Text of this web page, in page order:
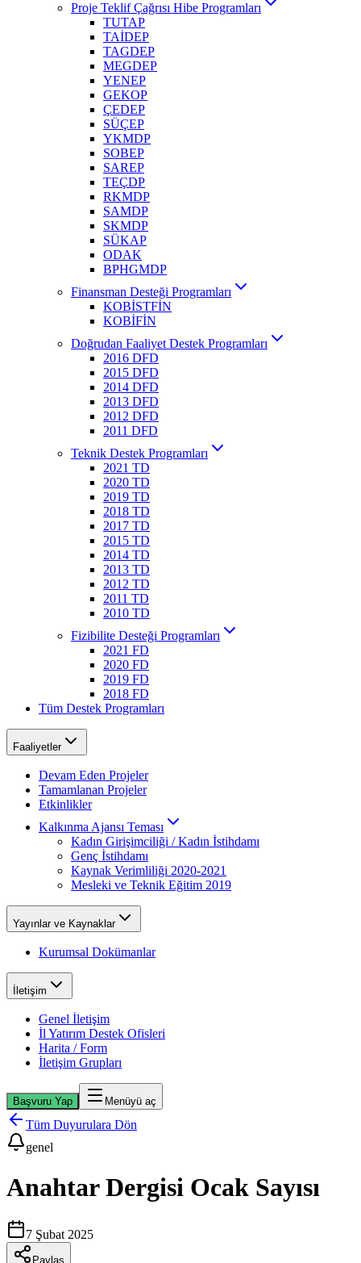
Proje Teklif Çağrısı Hibe Programları
TUTAP
TAİDEP
TAGDEP
MEGDEP
YENEP
GEKOP
ÇEDEP
SÜÇEP
YKMDP
SOBEP
SAREP
TEÇDP
RKMDP
SAMDP
SKMDP
SÜKAP
ODAK
BPHGMDP
Finansman Desteği Programları
KOBİSTFİN
KOBİFİN
Doğrudan Faaliyet Destek Programları
2016 DFD
2015 DFD
2014 DFD
2013 DFD
2012 DFD
2011 DFD
Teknik Destek Programları
2021 TD
2020 TD
2019 TD
2018 TD
2017 TD
2015 TD
2014 TD
2013 TD
2012 TD
2011 TD
2010 TD
Fizibilite Desteği Programları
2021 FD
2020 FD
2019 FD
2018 FD
Tüm Destek Programları
Faaliyetler
Devam Eden Projeler
Tamamlanan Projeler
Etkinlikler
Kalkınma Ajansı Teması
Kadın Girişimciliği / Kadın İstihdamı
Genç İstihdamı
Kaynak Verimliliği 2020-2021
Mesleki ve Teknik Eğitim 2019
Yayınlar ve Kaynaklar
Kurumsal Dokümanlar
İletişim
Genel İletişim
İl Yatırım Destek Ofisleri
Harita / Form
İletişim Grupları
Başvuru Yap Menüyü aç
Tüm Duyurulara Dön
genel
Anahtar Dergisi Ocak Sayısı
7 Şubat 2025
Paylaş